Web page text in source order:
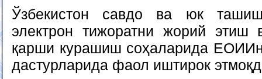
Ўзбекистон савдо ва юк
электрон тижоратни жорий этиш
қарши курашиш соҳаларида
дастурларида фаол иштирок